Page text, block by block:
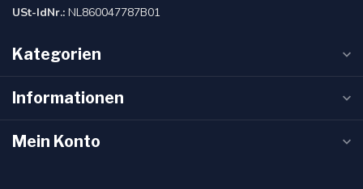
USt-IdNr.: NL860047787B01
Kategorien
Informationen
Mein Konto